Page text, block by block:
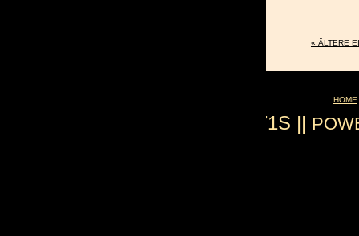
« ÄLTERE
HOME
0.071S ||